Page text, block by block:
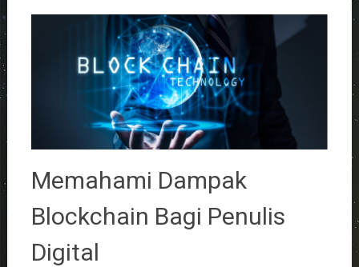
Memahami Dampak
Blockchain Bagi Penulis
Digital